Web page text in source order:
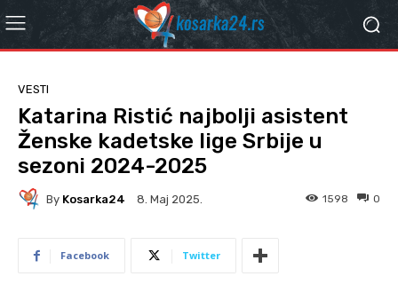
VESTI
Katarina Ristić najbolji asistent
Ženske kadetske lige Srbije u
sezoni 2024-2025
By Kosarka24 8. Мај 2025. 0
1598
Facebook Twitter